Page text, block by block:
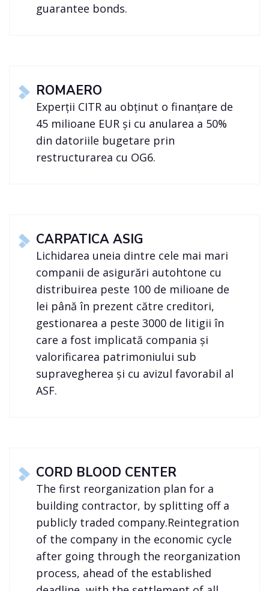
guarantee bonds.
ROMAERO
Experții CITR au obținut o finanțare de
45 milioane EUR și cu anularea a 50%
din datoriile bugetare prin
restructurarea cu OG6.
CARPATICA ASIG
Lichidarea uneia dintre cele mai mari
companii de asigurări autohtone cu
distribuirea peste 100 de milioane de
lei până în prezent către creditori,
gestionarea a peste 3000 de litigii în
care a fost implicată compania și
valorificarea patrimoniului sub
supravegherea și cu avizul favorabil al
ASF.
CORD BLOOD CENTER
The first reorganization plan for a
building contractor, by splitting off a
publicly traded company.Reintegration
of the company in the economic cycle
after going through the reorganization
process, ahead of the established